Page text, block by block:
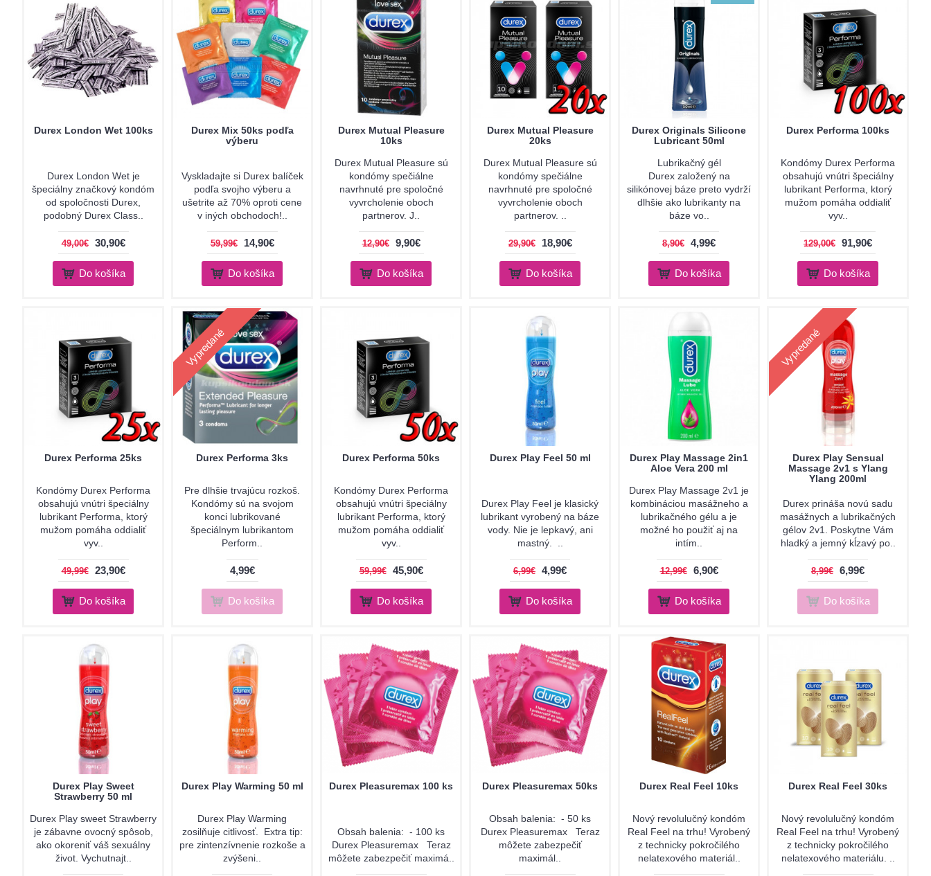
Durex London Wet 100ks
Durex London Wet je
špeciálny značkový kondóm
od spoločnosti Durex,
podobný Durex Class..
49,00€ 30,90€
Do košíka
Durex Mix 50ks podľa
výberu
Vyskladajte si Durex balíček
podľa svojho výberu a
ušetrite až 70% oproti cene
v iných obchodoch!..
59,99€ 14,90€
Do košíka
Durex Mutual Pleasure
10ks
Durex Mutual Pleasure sú
kondómy spečiálne
navrhnuté pre spoločné
vyvrcholenie oboch
partnerov. J..
12,90€ 9,90€
Do košíka
Durex Mutual Pleasure
20ks
Durex Mutual Pleasure sú
kondómy spečiálne
navrhnuté pre spoločné
vyvrcholenie oboch
partnerov. ..
29,90€ 18,90€
Do košíka
Durex Originals Silicone
Lubricant 50ml
Lubrikačný gél
Durex založený na
silikónovej báze preto vydrží
dlhšie ako lubrikanty na
báze vo..
8,90€ 4,99€
Do košíka
Durex Performa 100ks
Kondómy Durex Performa
obsahujú vnútri špeciálny
lubrikant Performa, ktorý
mužom pomáha oddialiť
vyv..
129,00€ 91,90€
Do košíka
Durex Performa 25ks
Kondómy Durex Performa
obsahujú vnútri špeciálny
lubrikant Performa, ktorý
mužom pomáha oddialiť
vyv..
49,99€ 23,90€
Do košíka
Vypredané
Durex Performa 3ks
Pre dlhšie trvajúcu rozkoš.
Kondómy sú na svojom
konci lubrikované
špeciálnym lubrikantom
Perform..
4,99€
Do košíka
Durex Performa 50ks
Kondómy Durex Performa
obsahujú vnútri špeciálny
lubrikant Performa, ktorý
mužom pomáha oddialiť
vyv..
59,99€ 45,90€
Do košíka
Durex Play Feel 50 ml
Durex Play Feel je klasický
lubrikant vyrobený na báze
vody. Nie je lepkavý, ani
mastný. ..
6,99€ 4,99€
Do košíka
Durex Play Massage 2in1
Aloe Vera 200 ml
Durex Play Massage 2v1 je
kombináciou masážneho a
lubrikačného gélu a je
možné ho použiť aj na
intím..
12,99€ 6,90€
Do košíka
Vypredané
Durex Play Sensual
Massage 2v1 s Ylang
Ylang 200ml
Durex prináša novú sadu
masážnych a lubrikačných
gélov 2v1. Poskytne Vám
hladký a jemný kĺzavý po..
8,99€ 6,99€
Do košíka
Durex Play Sweet
Strawberry 50 ml
Durex Play sweet Strawberry
je zábavne ovocný spôsob,
ako okoreniť váš sexuálny
život. Vychutnajt..
Durex Play Warming 50 ml
Durex Play Warming
zosilňuje citlivosť. Extra tip:
pre zintenzívnenie rozkoše a
zvýšeni..
Durex Pleasuremax 100 ks
Obsah balenia: - 100 ks
Durex Pleasuremax Teraz
môžete zabezpečiť maximá..
Durex Pleasuremax 50ks
Obsah balenia: - 50 ks
Durex Pleasuremax Teraz
môžete zabezpečiť
maximál..
Durex Real Feel 10ks
Nový revolulučný kondóm
Real Feel na trhu! Vyrobený
z technicky pokročilého
nelatexového materiál..
Durex Real Feel 30ks
Nový revolulučný kondóm
Real Feel na trhu! Vyrobený
z technicky pokročilého
nelatexového materiálu. ..